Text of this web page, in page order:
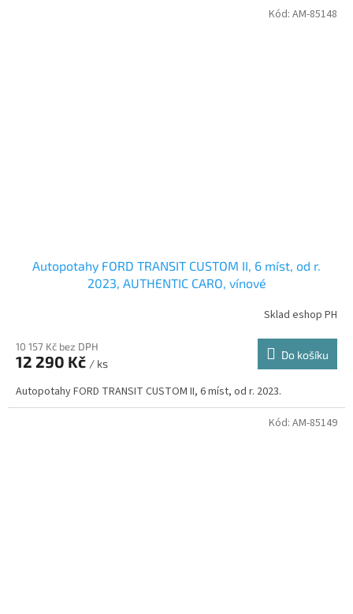
Autopotahy FORD TRANSIT CUSTOM II, 6 míst, od r.
2023, AUTHENTIC CARO, vínové
Sklad eshop PH
10 157 Kč bez DPH
12 290 Kč / ks
Do košíku
Autopotahy FORD TRANSIT CUSTOM II, 6 míst, od r. 2023.
Kód: AM-85148
Kód: AM-85149